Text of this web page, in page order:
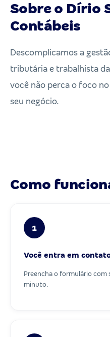
Sobre o Dírio
Contábeis
Descomplicamos a
tributária e trabalhista
você não perca o foco
seu negócio.
Como
1
Você entra em
Preencha o formulário com
minuto.